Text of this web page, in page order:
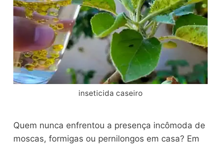
inseticida caseiro
Quem nunca enfrentou a presença incômoda de
moscas, formigas ou pernilongos em casa? Em